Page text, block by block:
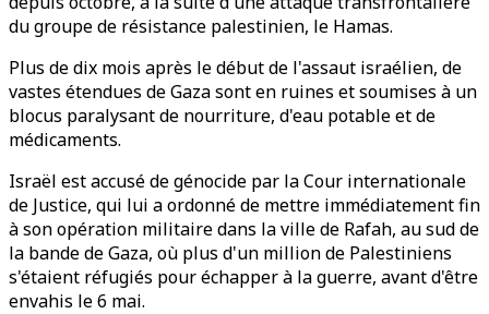
du groupe de résistance palestinien, le Hamas.
Plus de dix mois après le début de l'assaut israélien, de
vastes étendues de Gaza sont en ruines et soumises à un
blocus paralysant de nourriture, d'eau potable et de
médicaments.
Israël est accusé de génocide par la Cour internationale
de Justice, qui lui a ordonné de mettre immédiatement fin
à son opération militaire dans la ville de Rafah, au sud de
la bande de Gaza, où plus d'un million de Palestiniens
s'étaient réfugiés pour échapper à la guerre, avant d'être
envahis le 6 mai.